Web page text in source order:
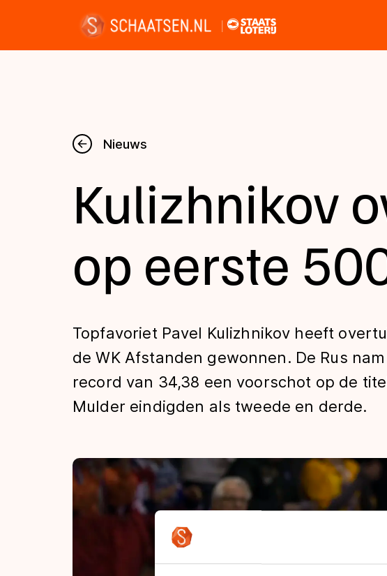
Nieuws
Kalender
Uitslagen
Tijden & historie
De weg op
Olympische Spelen
Nieuws
Kulizhnikov
op eerste
Topfavoriet Pavel Kulizhnikov heeft
de WK Afstanden gewonnen. De Rus
record van 34,38 een voorschot op de
Mulder eindigden als tweede en derde.